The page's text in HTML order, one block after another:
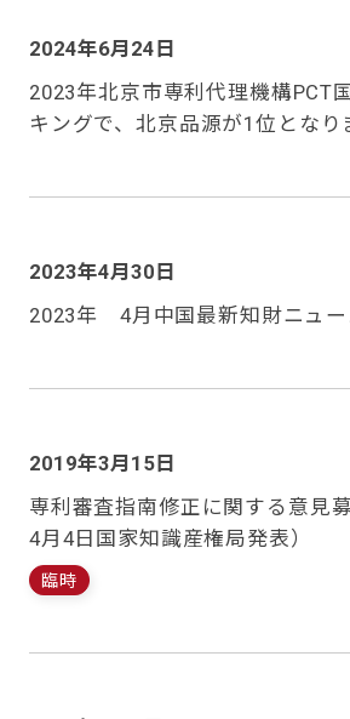
2024年6月24日
2023年北京市専利代理機構PCT
キングで、北京品源が1位となり
2023年4月30日
2023年 4月中国最新知財ニュー
2019年3月15日
専利審査指南修正に関する意見
4月4日国家知識産権局発表）
臨時